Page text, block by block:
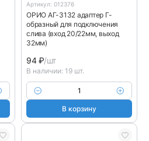
Артикул: 012376
ОРИО АГ-3132 адаптер Г-
образный для подключения
слива (вход 20/22мм, выход
32мм)
94₽/шт
В наличии: 19 шт.
В корзину